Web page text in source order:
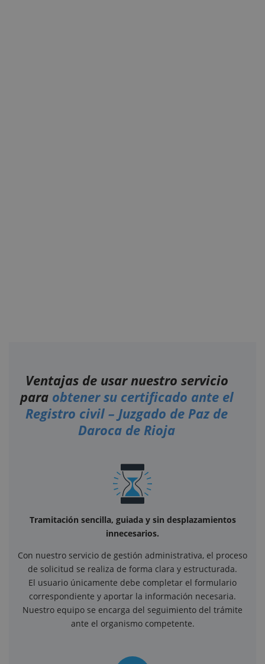
Ventajas de usar nuestro servicio
para obtener su certificado ante el
Registro civil – Juzgado de Paz de
Daroca de Rioja
Tramitación sencilla, guiada y sin desplazamientos
innecesarios.
Con nuestro servicio de gestión administrativa, el proceso
de solicitud se realiza de forma clara y estructurada.
El usuario únicamente debe completar el formulario
correspondiente y aportar la información necesaria.
Nuestro equipo se encarga del seguimiento del trámite
ante el organismo competente.